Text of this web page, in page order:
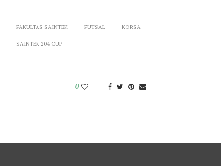
FAKULTAS SAINTEK FUTSAL KORSA
SAINTEK 204 CUP
0